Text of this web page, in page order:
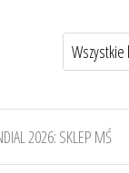
2026: SKLEP MŚ